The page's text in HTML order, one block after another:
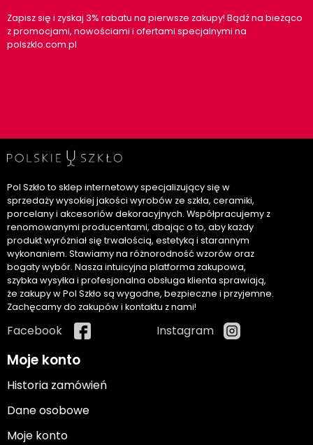
Zapisz się i zyskaj 3% rabatu na pierwsze zakupy! Bądź na bieżąco
z promocjami, nowościami i ofertami specjalnymi na
polszklo.com.pl
Pol Szkło to sklep internetowy specjalizujący się w
sprzedaży wysokiej jakości wyrobów ze szkła, ceramiki,
porcelany i akcesoriów dekoracyjnych. Współpracujemy z
renomowanymi producentami, dbając o to, aby każdy
produkt wyróżniał się trwałością, estetyką i starannym
wykonaniem. Stawiamy na różnorodność wzorów oraz
bogaty wybór. Nasza intuicyjna platforma zakupowa,
szybka wysyłka i profesjonalna obsługa klienta sprawiają,
że zakupy w Pol Szkło są wygodne, bezpieczne i przyjemne.
Zachęcamy do zakupów i kontaktu z nami!
Facebook Instagram
Moje konto
Historia zamówień
Dane osobowe
Moje konto